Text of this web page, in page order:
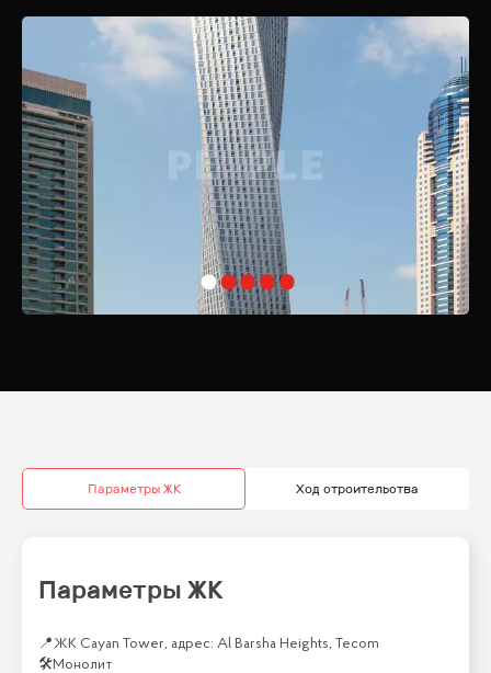
стиль и комфорт: квартиры с одной, двумя, тремя и четырьмя
спальнями, а также роскошные дуплексы.
Расположенная в самом сердце Дубай Марина, Cayan Tower дарит
своим жителям доступ ко всем прелестям этого престижного
района. В шаговой доступности находятся пляж Marina Beach,
променад Marina Walk, а также знаменитый The Walk JBR с его
ресторанами, кафе, бутиками и магазинами. Любители активного
отдыха оценят близость к клубам Skydive Dubai и Montgomerie Golf
Course.
Cayan Tower не просто дом, а целый мир роскоши и удобств, где
каждый найдет что-то по душе. Этот инновационный шедевр
архитектуры приглашает вас окунуться в жизнь, полную
элегантности и комфорта, в самом центре города будущего —
Дубая.
Параметры ЖК Ход строительства
Параметры ЖК
📍 ЖК Cayan Tower, адрес: Al Barsha Heights, Tecom
🛠Монолит